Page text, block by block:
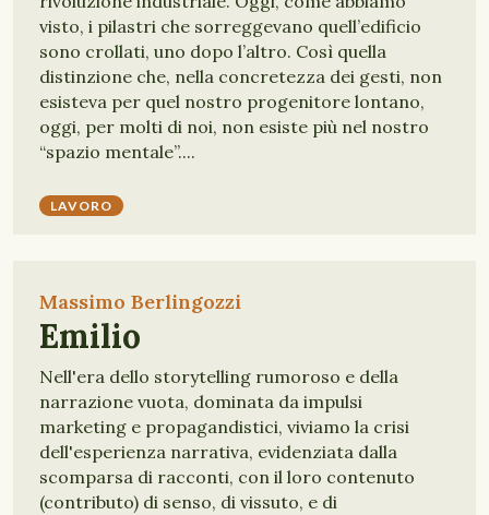
visto, i pilastri che sorreggevano quell’edificio
sono crollati, uno dopo l’altro. Così quella
distinzione che, nella concretezza dei gesti, non
esisteva per quel nostro progenitore lontano,
oggi, per molti di noi, non esiste più nel nostro
“spazio mentale”....
LAVORO
Massimo Berlingozzi
Emilio
Nell'era dello storytelling rumoroso e della
narrazione vuota, dominata da impulsi
marketing e propagandistici, viviamo la crisi
dell'esperienza narrativa, evidenziata dalla
scomparsa di racconti, con il loro contenuto
(contributo) di senso, di vissuto, e di